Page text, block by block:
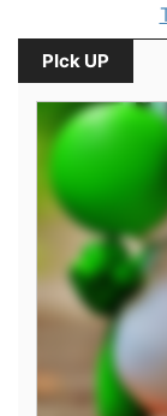
PIck UP